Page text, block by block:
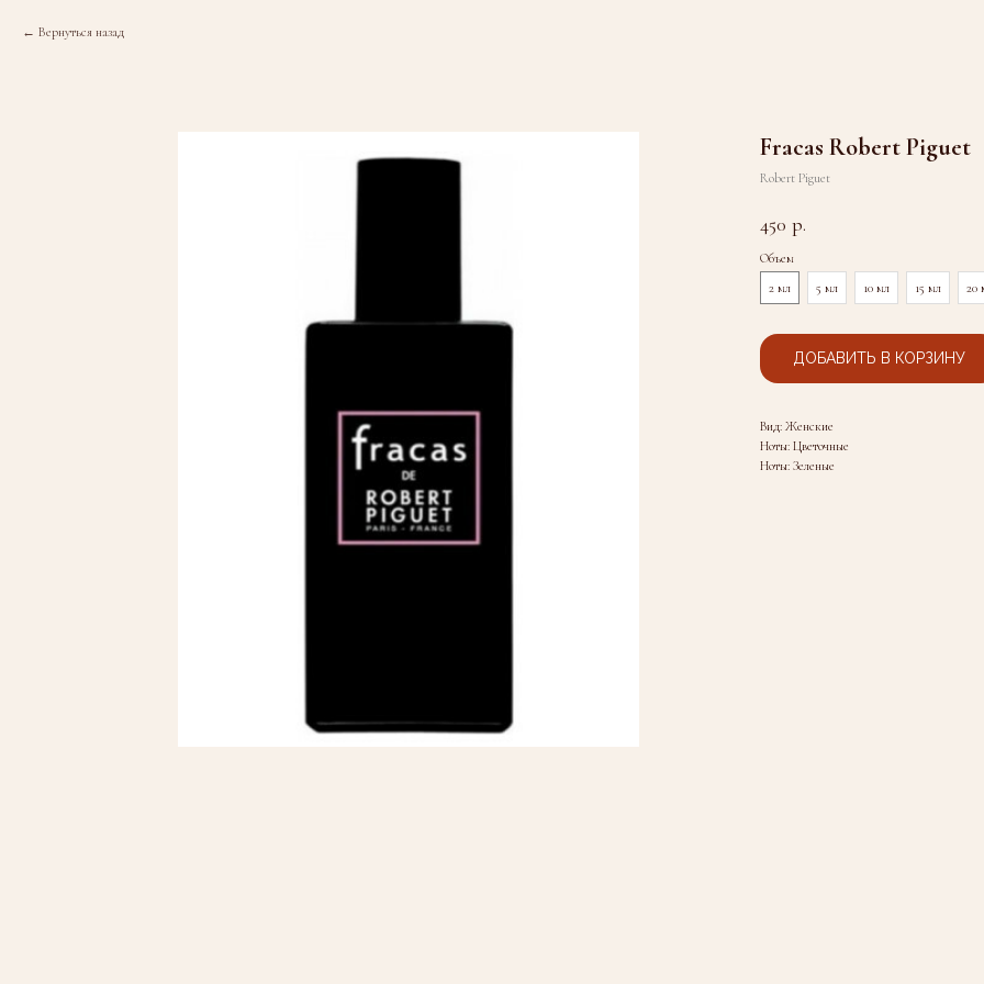
Вернуться назад
Fracas Robert Piguet
Robert Piguet
450 р.
Объем
2 мл
5 мл 10 мл 15 мл 20
ДОБАВИТЬ В КОРЗИНУ
Вид: Женские
Ноты: Цветочные
Ноты: Зеленые